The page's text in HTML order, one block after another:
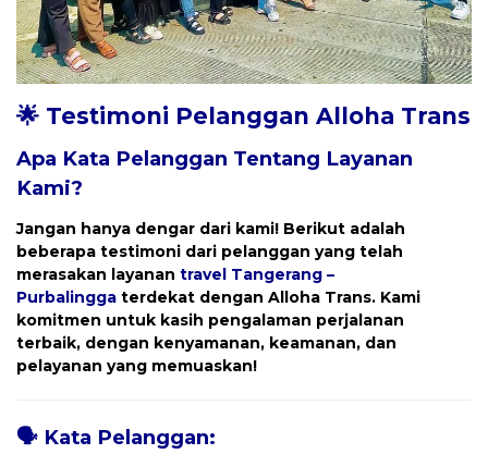
🌟 Testimoni Pelanggan Alloha Trans
Apa Kata Pelanggan Tentang Layanan
Kami?
Jangan hanya dengar dari kami! Berikut adalah
beberapa testimoni dari pelanggan yang telah
merasakan layanan travel Tangerang –
Purbalingga terdekat dengan Alloha Trans. Kami
komitmen untuk kasih pengalaman perjalanan
terbaik, dengan kenyamanan, keamanan, dan
pelayanan yang memuaskan!
🗣️ Kata Pelanggan: